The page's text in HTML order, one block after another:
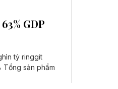
GDP
tỷ ringgit
sản phẩm